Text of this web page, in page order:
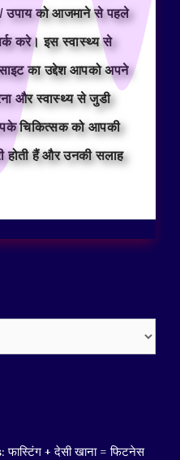
/ उपाय को आजमाने से पहले
करे। इस स्वास्थ्य से
का उद्देश आपको अपने
और स्वास्थ्य से जुडी
चिकित्सक को आपकी
होती हैं और उनकी सलाह
+ देसी खाना = फिटनेस